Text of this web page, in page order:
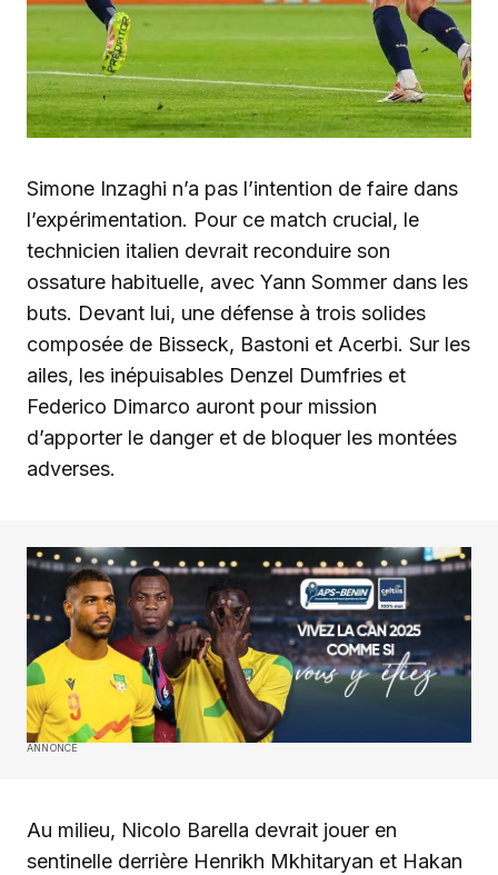
Simone Inzaghi n’a pas l’intention de faire dans
l’expérimentation. Pour ce match crucial, le
technicien italien devrait reconduire son
ossature habituelle, avec Yann Sommer dans les
buts. Devant lui, une défense à trois solides
composée de Bisseck, Bastoni et Acerbi. Sur les
ailes, les inépuisables Denzel Dumfries et
Federico Dimarco auront pour mission
d’apporter le danger et de bloquer les montées
adverses.
ANNONCE
Au milieu, Nicolo Barella devrait jouer en
sentinelle derrière Henrikh Mkhitaryan et Hakan